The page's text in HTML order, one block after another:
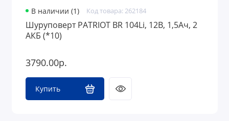
В наличии (1) Код товара: 262184
Шуруповерт PATRIOT BR 104Li, 12В, 1,5Ач, 2
АКБ (*10)
3790.00р.
Купить